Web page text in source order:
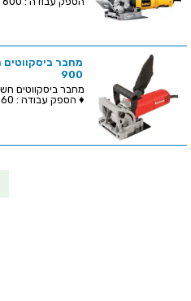
900
♦ הספק עבודה : 860 וואט ♦ מהירות סיבוב : ...